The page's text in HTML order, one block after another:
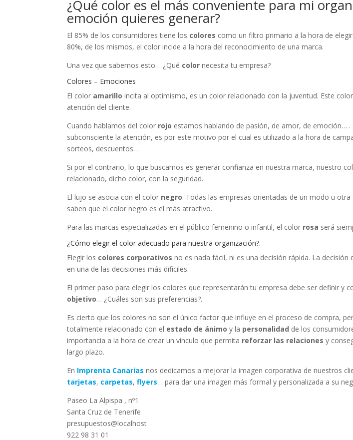
¿Qué color es el más conveniente para mi
emoción quieres generar?
El 85% de los consumidores tiene los colores como un filtro primario a la hora de
80%, de los mismos, el color incide a la hora del reconocimiento de una marca.
Una vez que sabemos esto… ¿Qué color necesita tu empresa?
Colores – Emociones
El color amarillo incita al optimismo, es un color relacionado con la juventud. Este
atención del cliente.
Cuando hablamos del color rojo estamos hablando de pasión, de amor, de emoción…
subconsciente la atención, es por este motivo por el cual es utilizado a la hora de
sorteos, descuentos…
Si por el contrario, lo que buscamos es generar confianza en nuestra marca, nuestro
relacionado, dicho color, con la seguridad.
El lujo se asocia con el color negro. Todas las empresas orientadas de un modo u
saben que el color negro es el más atractivo.
Para las marcas especializadas en el público femenino o infantil, el color rosa será
¿Cómo elegir el color adecuado para nuestra organización?.
Elegir los colores corporativos no es nada fácil, ni es una decisión rápida. La
en una de las decisiones más dificiles.
El primer paso para elegir los colores que representarán tu empresa debe ser definir y
objetivo… ¿Cuáles son sus preferencias?.
Es cierto que los colores no son el único factor que influye en el proceso de compra,
totalmente relacionado con el estado de ánimo y la personalidad de los
importancia a la hora de crear un vínculo que permita reforzar las relaciones y
largo plazo.
En Imprenta Canarias nos dedicamos a mejorar la imagen corporativa de nuestros
tarjetas, carpetas,flyers… para dar una imagen más formal y personalizada a su
Paseo La Alpispa , nº1
Santa Cruz de Tenerife
presupuestos@localhost
922 98 31 01